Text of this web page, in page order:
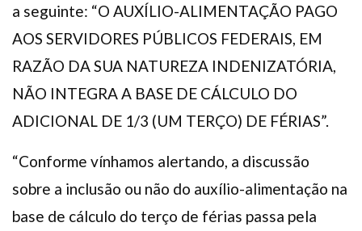
a seguinte: “O AUXÍLIO-ALIMENTAÇÃO PAGO
AOS SERVIDORES PÚBLICOS FEDERAIS, EM
RAZÃO DA SUA NATUREZA INDENIZATÓRIA,
NÃO INTEGRA A BASE DE CÁLCULO DO
ADICIONAL DE 1/3 (UM TERÇO) DE FÉRIAS”.
“Conforme vínhamos alertando, a discussão
sobre a inclusão ou não do auxílio-alimentação na
base de cálculo do terço de férias passa pela